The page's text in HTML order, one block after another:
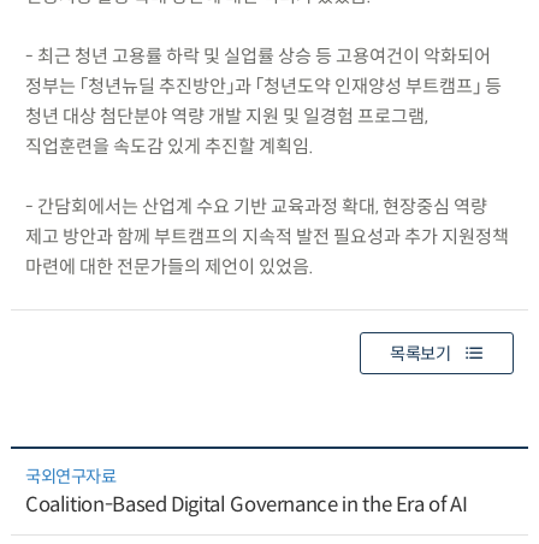
- 최근 청년 고용률 하락 및 실업률 상승 등 고용여건이 악화되어
정부는 「청년뉴딜 추진방안」과 「청년도약 인재양성 부트캠프」 등
청년 대상 첨단분야 역량 개발 지원 및 일경험 프로그램,
직업훈련을 속도감 있게 추진할 계획임.
- 간담회에서는 산업계 수요 기반 교육과정 확대, 현장중심 역량
제고 방안과 함께 부트캠프의 지속적 발전 필요성과 추가 지원정책
마련에 대한 전문가들의 제언이 있었음.
목록보기
국외연구자료
Coalition-Based Digital Governance in the Era of AI